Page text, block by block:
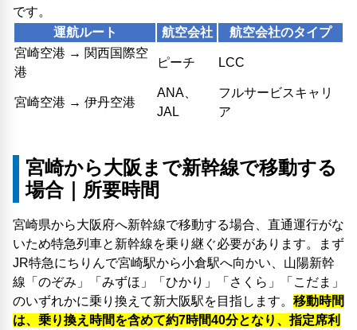
です。
運航ルート
航空会社
航空会社のタイプ
宮崎空港 → 関西国際空
港
ピーチ LCC
宮崎空港 → 伊丹空港
ANA、
JAL
フルサービスキャリ
ア
宮崎から大阪まで新幹線で移動する
場合｜所要時間
宮崎県から大阪府へ新幹線で移動する場合、直通運行がな
いため特急列車と新幹線を乗り継ぐ必要があります。まず
JR特急にちりんで宮崎駅から小倉駅へ向かい、山陽新幹
線「のぞみ」「みずほ」「ひかり」「さくら」「こだま」
のいずれかに乗り換えて新大阪駅を目指します。 移動時間
は、乗り換え時間を含めて約7時間40分となり、指定席利